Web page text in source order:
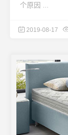
个原因 ...
2019-08-17